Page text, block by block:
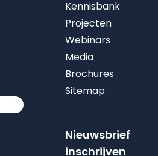
Kennisbank
Projecten
Webinars
Media
Brochures
Sitemap
Nieuwsbrief
inschrijven